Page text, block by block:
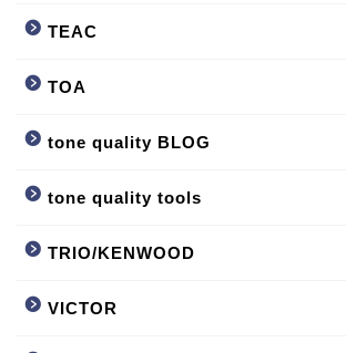
TEAC
TOA
tone quality BLOG
tone quality tools
TRIO/KENWOOD
VICTOR